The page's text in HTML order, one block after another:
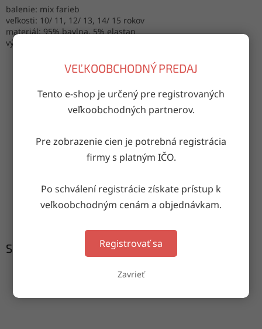
VEĽKOOBCHODNÝ PREDAJ
Tento e-shop je určený pre registrovaných
veľkoobchodných partnerov.
Pre zobrazenie cien je potrebná registrácia
firmy s platným IČO.
Po schválení registrácie získate prístup k
veľkoobchodným cenám a objednávkam.
Registrovať sa
Zavrieť
balenie: mix farieb
veľkosti: 10/ 11, 12/ 13, 14/ 15 rokov
materiál: 95% bavlna, 5% elastan
výrobca: Turecko
OPÝTAŤ SA ZDIEĽAŤ
Doručenie do druhého dňa
na akúkoľvek adresu
Garancia doručenia
nepoškodeného tovaru
Súvisiaci tovar